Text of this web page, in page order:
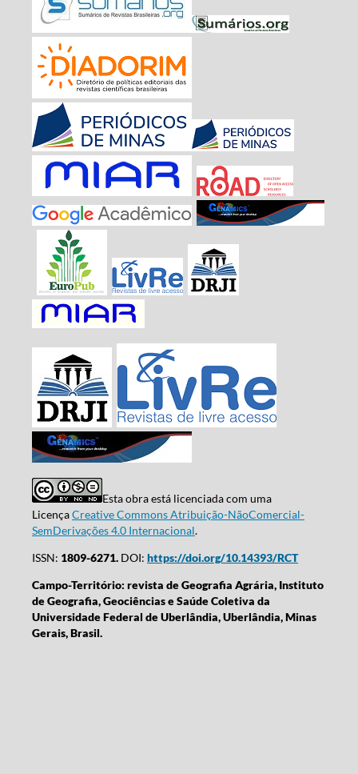
Esta obra está licenciada com uma
LicençaCreative Commons Atribuição-NãoComercial-
SemDerivações 4.0 Internacional.
ISSN: 1809-6271.DOI: https://doi.org/10.14393/RCT
Campo-Território: revista de Geografia Agrária, Instituto
de Geografia, Geociências e Saúde Coletiva da
Universidade Federal de Uberlândia, Uberlândia, Minas
Gerais, Brasil.